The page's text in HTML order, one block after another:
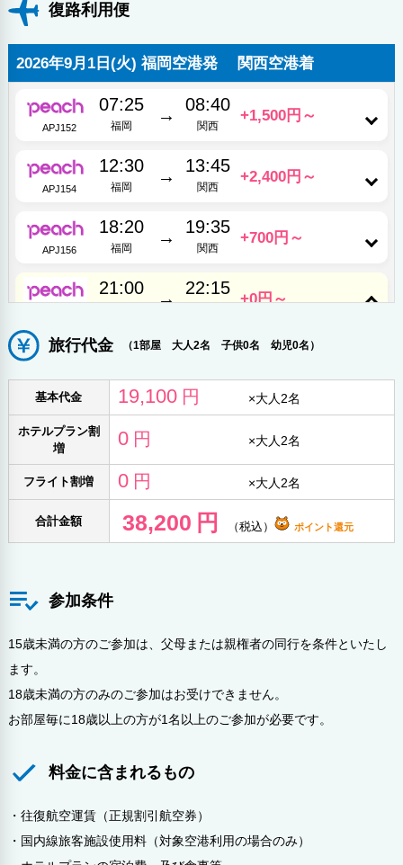
18:50
復路利用便
2026年9月1日(火) 福岡空港発 関西空港着
APJ152
07:25
福岡
→
08:40
関西
+1,500円～
APJ154
12:30
福岡
→
13:45
関西
+2,400円～
APJ156
18:20
福岡
→
19:35
関西
+700円～
21:00
→
22:15
+0円～
Minimum 普通席 +0円
旅行代金 （1部屋 大人2名 子供0名 幼児0名）
基本代金 19,100 円 ×大人2名
ホテルプラン割
増
0 円 ×大人2名
フライト割増 0 円 ×大人2名
合計金額 38,200 円 （税込） ポイント還元
参加条件
15歳未満の方のご参加は、父母または親権者の同行を条件といたし
ます。
18歳未満の方のみのご参加はお受けできません。
お部屋毎に18歳以上の方が1名以上のご参加が必要です。
料金に含まれるもの
・往復航空運賃（正規割引航空券）
・国内線旅客施設使用料（対象空港利用の場合のみ）